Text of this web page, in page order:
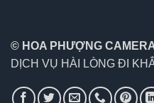
© HOA PHƯỢNG
DỊCH VỤ HÀI LÒNG ĐI